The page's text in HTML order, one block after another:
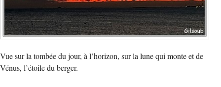
Vue sur la tombée du jour, à l’horizon, sur la lune qui monte et de
Vénus, l’étoile du berger.